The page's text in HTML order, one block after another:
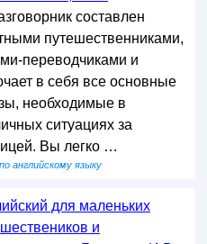
составлен
путешественниками,
переводчиками и
в себя все основные
необходимые в
ситуациях за
Вы легко …
английскому языку
для маленьких
и